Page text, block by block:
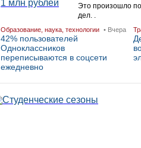
Это произошло
дел. .
Образование, наука, технологии • Вчера
42% пользователей
Одноклассников
переписываются в соцсети
ежедневно